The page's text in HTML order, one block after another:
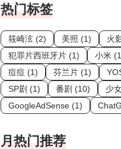
热门标签
筱崎泫 (2) 美照 (1)
火
犯罪片西班牙片 (1)
小米
痘痘 (1)
芬兰片 (1)
SP剧 (1)
番剧 (10)
少
GoogleAdSense (1)
月热门推荐